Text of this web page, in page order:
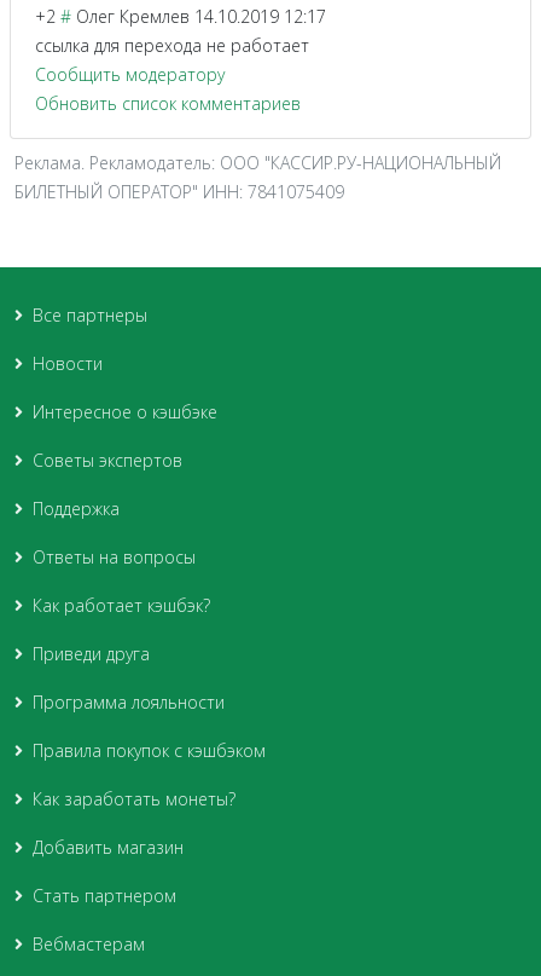
+2 # Олег Кремлев 14.10.2019 12:17
ссылка для перехода не работает
Сообщить модератору
Обновить список комментариев
Реклама. Рекламодатель: ООО "КАССИР.РУ-НАЦИОНАЛЬНЫЙ
БИЛЕТНЫЙ ОПЕРАТОР" ИНН: 7841075409
Все партнеры
Новости
Интересное о кэшбэке
Советы экспертов
Поддержка
Ответы на вопросы
Как работает кэшбэк?
Приведи друга
Программа лояльности
Правила покупок с кэшбэком
Как заработать монеты?
Добавить магазин
Стать партнером
Вебмастерам